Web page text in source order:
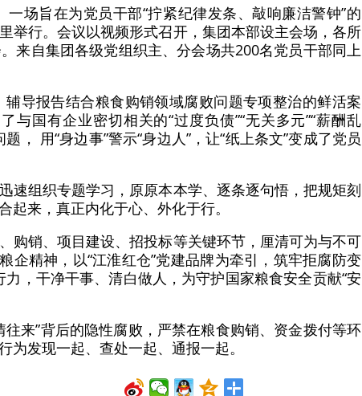
场旨在为党员干部“拧紧纪律发条、敲响廉洁警钟”的
举行。会议以视频形式召开，集团本部设主会场，各所
来自集团各级党组织主、分会场共200名党员干部同上
导报告结合粮食购销领域腐败问题专项整治的鲜活案
国有企业密切相关的“过度负债”“无关多元”“薪酬乱
， 用“身边事”警示“身边人”，让“纸上条文”变成了党员
速组织专题学习，原原本本学、逐条逐句悟，把规矩刻
来，真正内化于心、外化于行。
购销、项目建设、招投标等关键环节，厘清可为与不可
企精神，以“江淮红仓”党建品牌为牵引，筑牢拒腐防变
，干净干事、清白做人，为守护国家粮食安全贡献“安
来”背后的隐性腐败，严禁在粮食购销、资金拨付等环
发现一起、查处一起、通报一起。